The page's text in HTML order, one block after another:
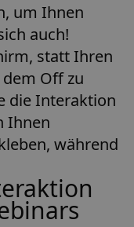
um Ihnen
auch!
statt Ihren
Off zu
die Interaktion
Ihnen
während